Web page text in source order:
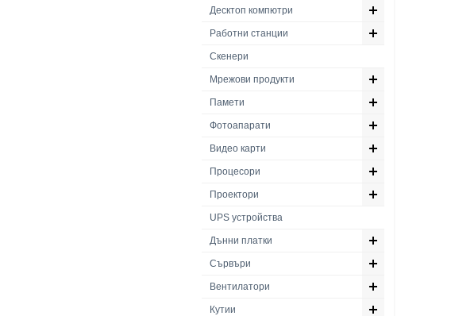
Десктоп компютри
Работни станции
Скенери
Мрежови продукти
Памети
Фотоапарати
Видео карти
Процесори
Проектори
UPS устройства
Дънни платки
Сървъри
Вентилатори
Кутии